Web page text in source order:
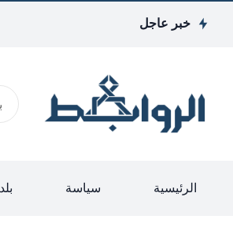
خبر عاجل
الرئيسية سياسة